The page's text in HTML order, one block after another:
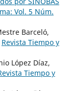
Vol. 5 Núm.
Barceló,
Revista Tiempo y
López Díaz,
Tiempo y